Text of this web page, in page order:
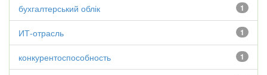
1
бухгалтерський облік
1
ИТ-отрасль
1
конкурентоспособность